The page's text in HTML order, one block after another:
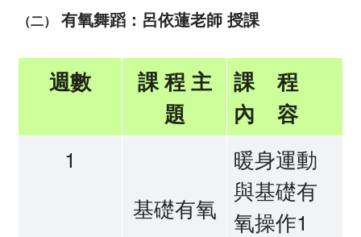
（二） 有氧舞蹈：呂依蓮老師 授課
週數
課 程 主
題
課 程
內 容
1
基礎有氧
暖身運動
與基礎有
氧操作1